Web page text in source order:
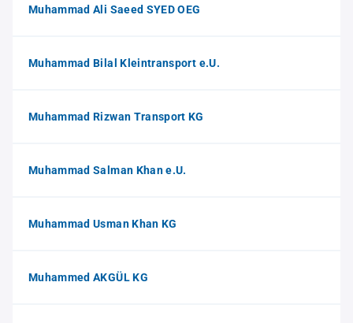
Muhammad Ali Saeed SYED OEG
Muhammad Bilal Kleintransport e.U.
Muhammad Rizwan Transport KG
Muhammad Salman Khan e.U.
Muhammad Usman Khan KG
Muhammed AKGÜL KG